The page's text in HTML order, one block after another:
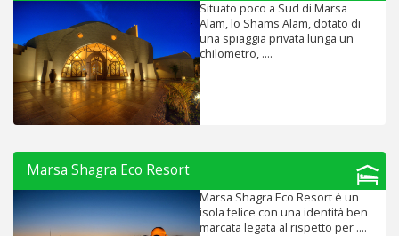
Situato poco a Sud di Marsa
Alam, lo Shams Alam, dotato di
una spiaggia privata lunga un
chilometro, ....
Marsa Shagra Eco Resort
Marsa Shagra Eco Resort è un
isola felice con una identità ben
marcata legata al rispetto per ....